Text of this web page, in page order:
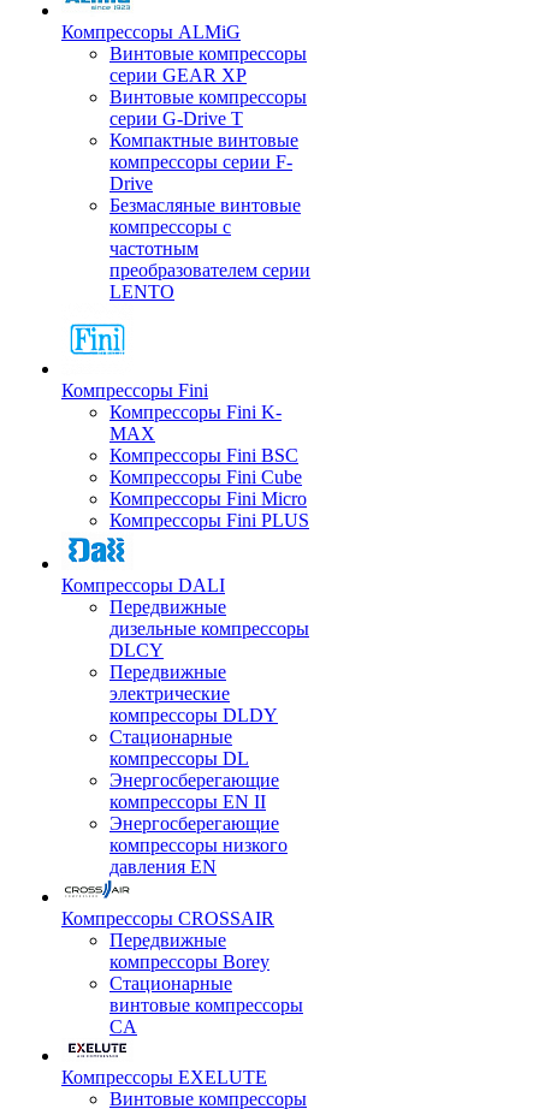
Компрессоры ALMiG
Винтовые компрессоры
серии GEAR XP
Винтовые компрессоры
серии G-Drive T
Компактные винтовые
компрессоры серии F-
Drive
Безмасляные винтовые
компрессоры с
частотным
преобразователем серии
LENTO
Компрессоры Fini
Компрессоры Fini K-
MAX
Компрессоры Fini BSC
Компрессоры Fini Cube
Компрессоры Fini Micro
Компрессоры Fini PLUS
Компрессоры DALI
Передвижные
дизельные компрессоры
DLCY
Передвижные
электрические
компрессоры DLDY
Стационарные
компрессоры DL
Энергосберегающие
компрессоры EN II
Энергосберегающие
компрессоры низкого
давления EN
Компрессоры CROSSAIR
Передвижные
компрессоры Borey
Стационарные
винтовые компрессоры
CA
Компрессоры EXELUTE
Винтовые компрессоры